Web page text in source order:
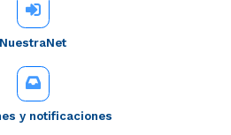
NuestraNet
y notificaciones